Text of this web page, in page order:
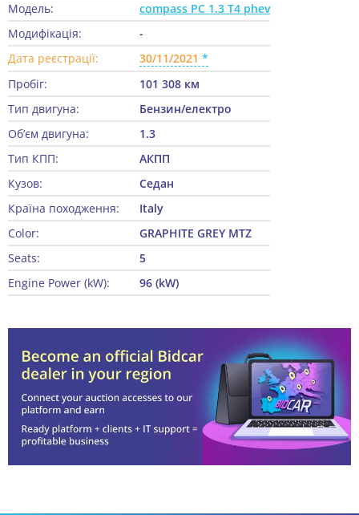
Модель:
compass PC 1.3 T4 phev
Модифікація:
-
Дата реєстрації:
30/11/2021
Пробіг:
101 308 км
Тип двигуна:
Бензин/електро
Об’єм двигуна:
1.3
Тип КПП:
АКПП
Кузов:
Седан
Країна походження:
Italy
Color:
GRAPHITE GREY MTZ
Seats:
5
Engine Power (kW):
96 (kW)